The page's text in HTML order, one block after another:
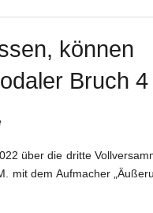
können
Bruch
über die dritte
mit dem Aufmacher